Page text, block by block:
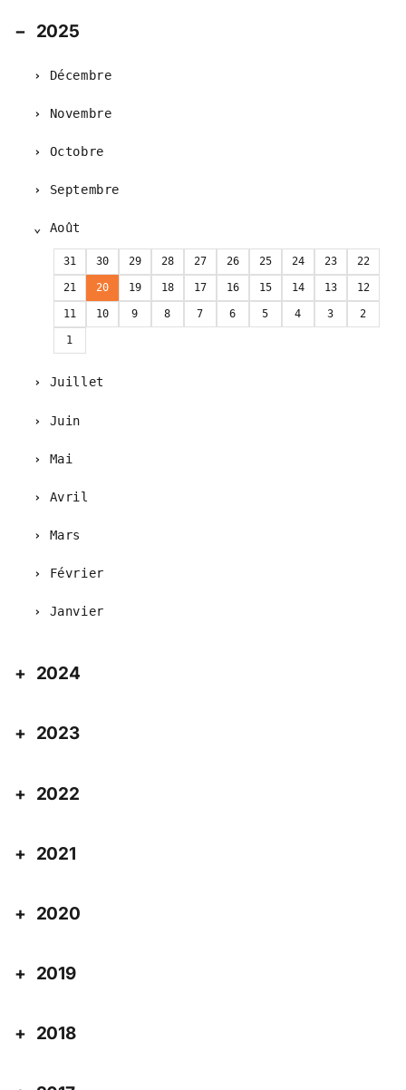
2025
Décembre
Novembre
Octobre
Septembre
Août
31 30 29 28 27 26 25 24 23 22
21 20 19 18 17 16 15 14 13 12
11 10 9 8 7 6 5 4 3 2
1
Juillet
Juin
Mai
Avril
Mars
Février
Janvier
2024
2023
2022
2021
2020
2019
2018